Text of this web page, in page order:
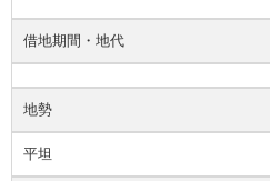
借地期間・地代
地勢
平坦